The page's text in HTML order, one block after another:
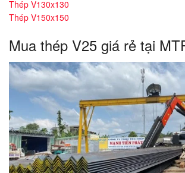
Thép V130x130
Thép V150x150
Mua thép V25 giá rẻ tại